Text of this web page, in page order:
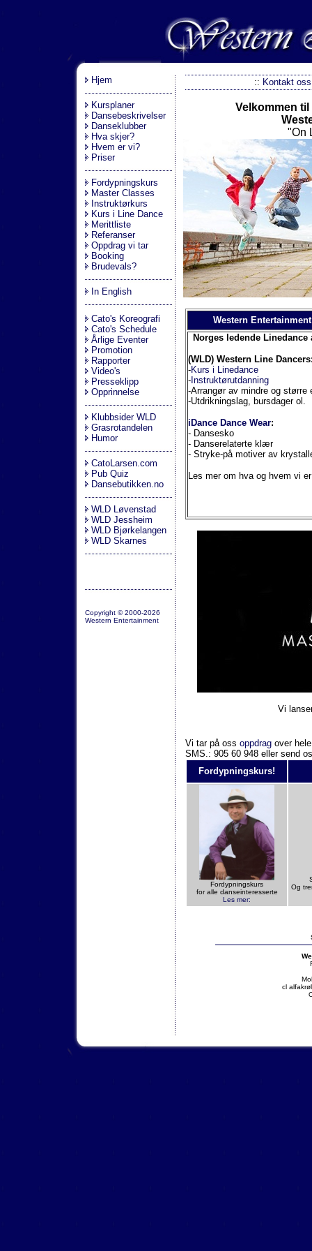
Hjem
Kursplaner
Dansebeskrivelser
Danseklubber
Hva skjer?
Hvem er vi?
Priser
Fordypningskurs
Master Classes
Instruktørkurs
Kurs i Line Dance
Merittliste
Referanser
Oppdrag vi tar
Booking
Brudevals?
In English
Cato's Koreografi
Cato's Schedule
Årlige Eventer
Promotion
Rapporter
Video's
Presseklipp
Opprinnelse
Klubbsider WLD
Grasrotandelen
Humor
CatoLarsen.com
Pub Quiz
Dansebutikken.no
WLD Løvenstad
WLD Jessheim
WLD Bjørkelangen
WLD Skarnes
Copyright © 2000-2026
Western Entertainment
:: Kontakt oss
Velkommen
"On
Western
Norges ledende Linedance
(WLD) Western Line
-Kurs i Linedance
-Instruktørutdanning
-Arrangør av mindre og større
-Utdrikningslag, bursdager ol.
iDance Dance Wear:
- Dansesko
- Danserelaterte klær
- Stryke-på motiver av
Les mer om hva og hvem vi
Vi
Vi tar på oss oppdrag over
SMS.: 905 60 948 eller send
Fordypningskurs!
Fordypningskurs
for alle danseinteresserte
Les mer:
Og
cl